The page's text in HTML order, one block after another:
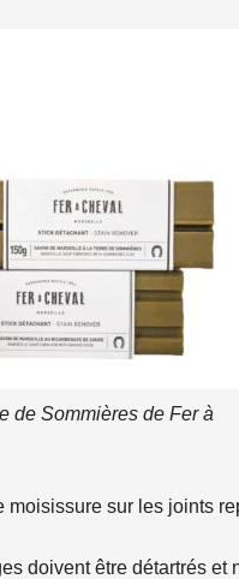
de Sommières de Fer à
sur les joints
doivent être détartrés et